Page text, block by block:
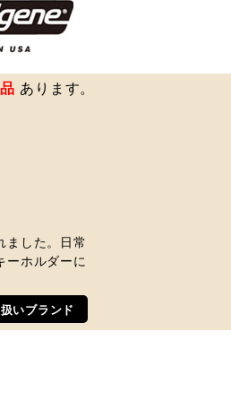
ました。日常
ーホルダーに
あります。
いブランド